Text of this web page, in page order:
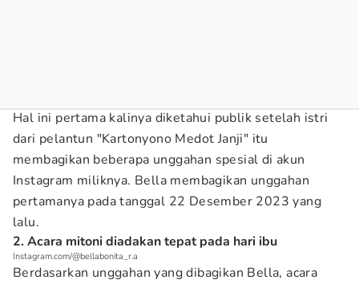
Hal ini pertama kalinya diketahui publik setelah istri
dari pelantun "Kartonyono Medot Janji" itu
membagikan beberapa unggahan spesial di akun
Instagram miliknya. Bella membagikan unggahan
pertamanya pada tanggal 22 Desember 2023 yang
lalu.
2. Acara mitoni diadakan tepat pada hari ibu
Instagram.com/@bellabonita_r.a
Berdasarkan unggahan yang dibagikan Bella, acara